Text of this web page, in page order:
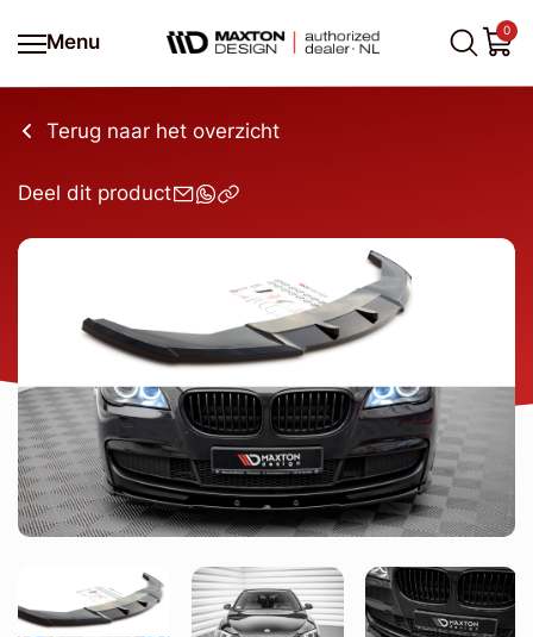
Menu
0
Terug naar het overzicht
Deel dit product